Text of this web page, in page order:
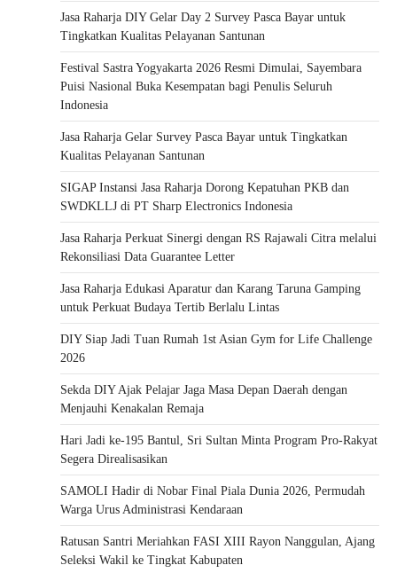
Jasa Raharja DIY Gelar Day 2 Survey Pasca Bayar untuk
Tingkatkan Kualitas Pelayanan Santunan
Festival Sastra Yogyakarta 2026 Resmi Dimulai, Sayembara
Puisi Nasional Buka Kesempatan bagi Penulis Seluruh
Indonesia
Jasa Raharja Gelar Survey Pasca Bayar untuk Tingkatkan
Kualitas Pelayanan Santunan
SIGAP Instansi Jasa Raharja Dorong Kepatuhan PKB dan
SWDKLLJ di PT Sharp Electronics Indonesia
Jasa Raharja Perkuat Sinergi dengan RS Rajawali Citra melalui
Rekonsiliasi Data Guarantee Letter
Jasa Raharja Edukasi Aparatur dan Karang Taruna Gamping
untuk Perkuat Budaya Tertib Berlalu Lintas
DIY Siap Jadi Tuan Rumah 1st Asian Gym for Life Challenge
2026
Sekda DIY Ajak Pelajar Jaga Masa Depan Daerah dengan
Menjauhi Kenakalan Remaja
Hari Jadi ke-195 Bantul, Sri Sultan Minta Program Pro-Rakyat
Segera Direalisasikan
SAMOLI Hadir di Nobar Final Piala Dunia 2026, Permudah
Warga Urus Administrasi Kendaraan
Ratusan Santri Meriahkan FASI XIII Rayon Nanggulan, Ajang
Seleksi Wakil ke Tingkat Kabupaten